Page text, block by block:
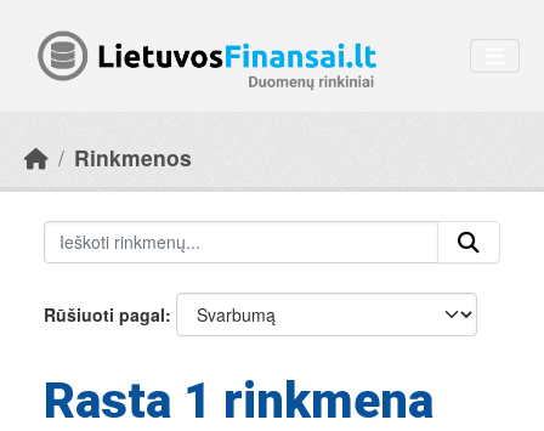
Rinkmenos
Rūšiuoti pagal
Rasta 1 rinkmena